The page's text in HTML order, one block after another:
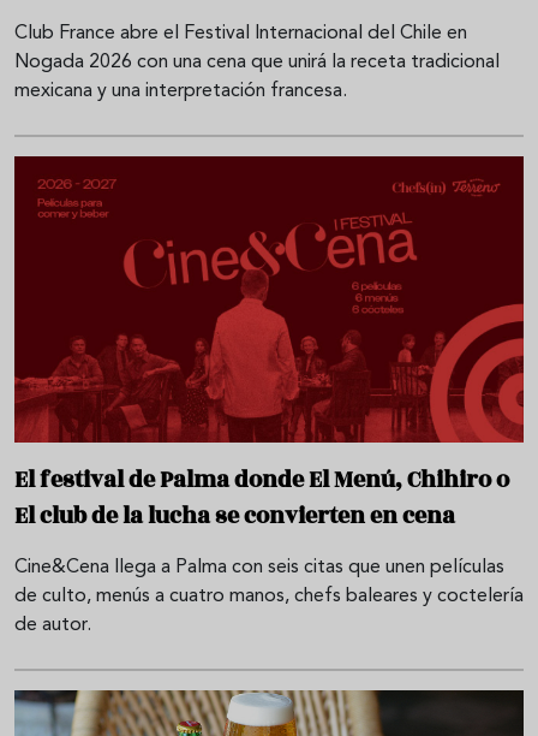
Club France abre el Festival Internacional del Chile en
Nogada 2026 con una cena que unirá la receta tradicional
mexicana y una interpretación francesa.
El festival de Palma donde El Menú, Chihiro o
El club de la lucha se convierten en cena
Cine&Cena llega a Palma con seis citas que unen películas
de culto, menús a cuatro manos, chefs baleares y coctelería
de autor.